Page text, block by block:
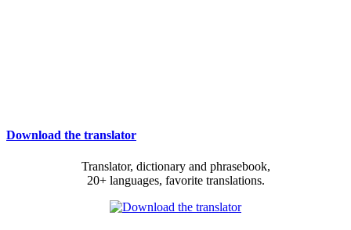
Download the translator
Translator, dictionary and phrasebook,
20+ languages, favorite translations.